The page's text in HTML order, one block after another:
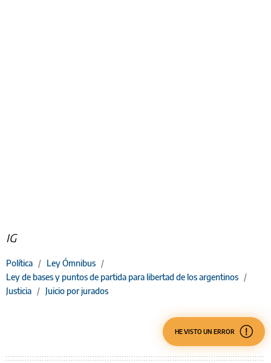
IG
Política / Ley Ómnibus /
Ley de bases y puntos de partida para libertad de los argentinos /
Justicia / Juicio por jurados
HE VISTO UN ERROR